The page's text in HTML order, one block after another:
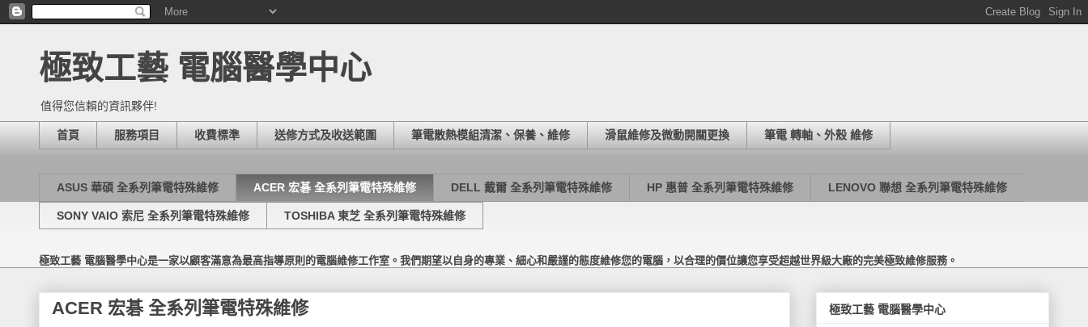
極致工藝 電腦醫學中心
值得您信賴的資訊夥伴!
首頁 服務項目 收費標準 送修方式及收送範圍 筆電散熱模組清潔、保養、維修 滑鼠維修及微動開關更換 筆電 轉軸、外殼 維修
ASUS 華碩 全系列筆電特殊維修 ACER 宏碁 全系列筆電特殊維修 DELL 戴爾 全系列筆電特殊維修 HP 惠普 全系列筆電特殊維修 LENOVO 聯想 全系列筆電特殊維修
SONY VAIO 索尼 全系列筆電特殊維修 TOSHIBA 東芝 全系列筆電特殊維修
極致工藝 電腦醫學中心是一家以顧客滿意為最高指導原則的電腦維修工作室。我們期望以自身的專業、細心和嚴謹的態度維修您的電腦，以合理的價位讓您享受超越世界級大廠的完美極致維修服務。
ACER 宏碁 全系列筆電特殊維修
極致工藝 電腦醫學中心